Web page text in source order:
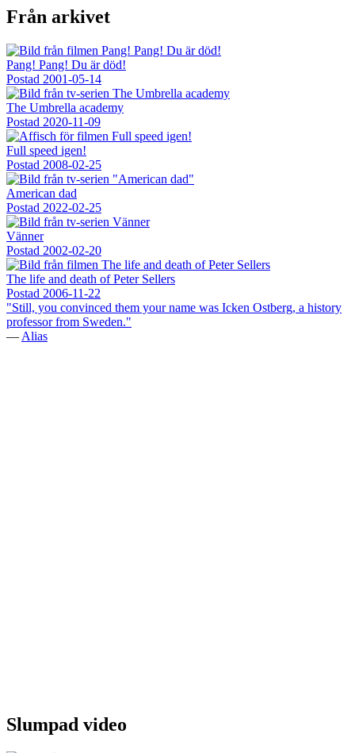
Från arkivet
Pang! Pang! Du är död!
Postad 2001-05-14
The Umbrella academy
Postad 2020-11-09
Full speed igen!
Postad 2008-02-25
American dad
Postad 2022-02-25
Vänner
Postad 2002-02-20
The life and death of Peter Sellers
Postad 2006-11-22
"Still, you convinced them your name was Icken Ostberg, a history
professor from Sweden."
— Alias
Slumpad video